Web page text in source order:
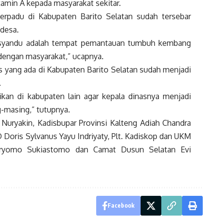
A kepada masyarakat sekitar.
di Kabupaten Barito Selatan sudah tersebar
adalah tempat pemantauan tumbuh kembang
masyarakat,” ucapnya.
ada di Kabupaten Barito Selatan sudah menjadi
di kabupaten lain agar kepala dinasnya menjadi
masing,” tutupnya.
Kadisbupar Provinsi Kalteng Adiah Chandra
Sylvanus Yayu Indriyaty, Plt. Kadiskop dan UKM
Sukiastomo dan Camat Dusun Selatan Evi
Facebook